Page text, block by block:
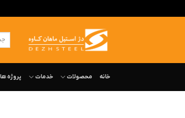
برای:
خانه محصولات خدمات پروژه ها